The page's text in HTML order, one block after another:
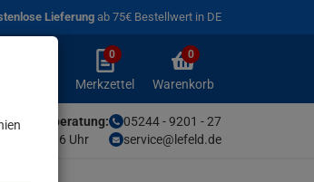
Lieferung ab 75€ Bestellwert in DE
Merkzettel
aufklappen
0
Merkzettel
Warenkorb
0
Warenkorb
05244 - 9201 - 27
service@lefeld.de
Fachberatung:
Fr von 9-16 Uhr